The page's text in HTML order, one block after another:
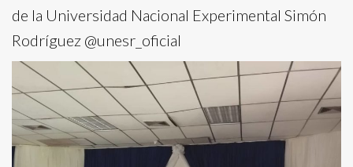
de la Universidad Nacional Experimental Simón
Rodríguez @unesr_oficial